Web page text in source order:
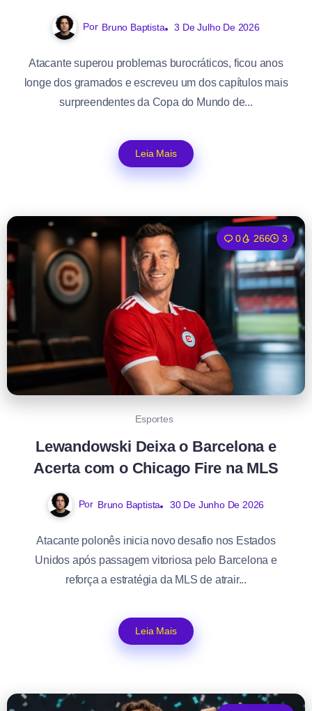
Por Bruno Baptista 3 De Julho De 2026
Atacante superou problemas burocráticos, ficou anos
longe dos gramados e escreveu um dos capítulos mais
surpreendentes da Copa do Mundo de...
Leia Mais
0 266 3
Esportes
Lewandowski Deixa o Barcelona e
Acerta com o Chicago Fire na MLS
Por Bruno Baptista 30 De Junho De 2026
Atacante polonês inicia novo desafio nos Estados
Unidos após passagem vitoriosa pelo Barcelona e
reforça a estratégia da MLS de atrair...
Leia Mais